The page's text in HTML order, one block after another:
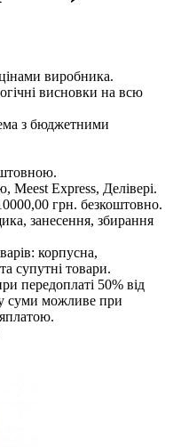
виробника.
висновки на всю
з бюджетними
Express, Делівері.
грн. безкоштовно.
занесення, збирання
корпусна,
супутні товари.
передоплаті 50% від
суми можливе при